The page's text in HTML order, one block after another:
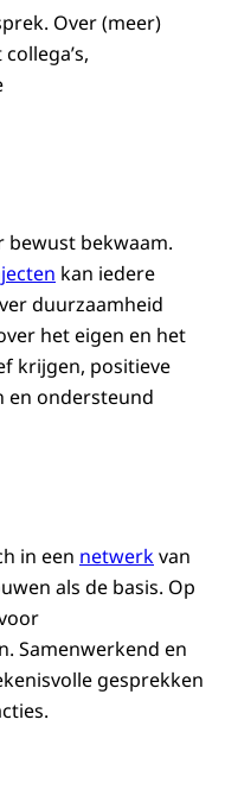
Over (meer)
bewust bekwaam.
kan iedere
duurzaamheid
het eigen en het
krijgen, positieve
en ondersteund
in een netwerkvan
als de basis. Op
Samenwerkend en
gesprekken